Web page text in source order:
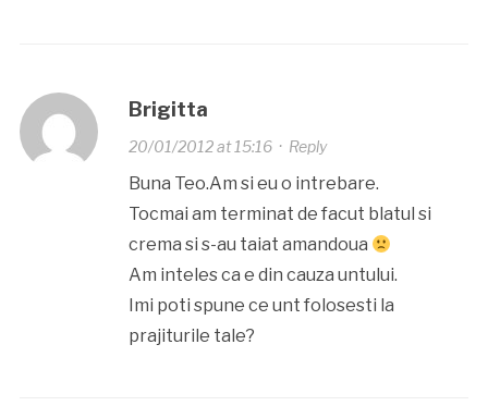
Brigitta
20/01/2012 at 15:16· Reply
Buna Teo.Am si eu o intrebare.
Tocmai am terminat de facut blatul si
crema si s-au taiat amandoua
Am inteles ca e din cauza untului.
Imi poti spune ce unt folosesti la
prajiturile tale?